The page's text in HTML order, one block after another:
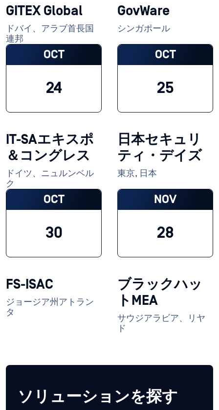
GITEX Global
ドバイ、アラブ首長国
連邦
GovWare
シンガポール
OCT
24
IT-SAエキスポ
＆コングレス
ドイツ、ニュルンベル
ク
OCT
25
日本セキュリ
ティ・デイズ
東京, 日本
OCT
30
FS-ISAC
ジョージア州アトラン
タ
NOV
28
ブラックハッ
トMEA
サウジアラビア、リヤ
ド
ソリューションを探す